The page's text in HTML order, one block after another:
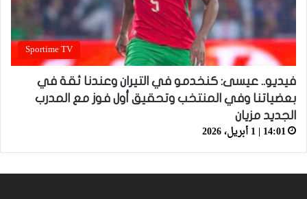
Sportime TV
فيديو.. عيسى: كنخدمو في التيران وعندنا ثقة في
بعضياتنا وفي المنتخب وتحقيق أول فوز مع المدرب
الجديد مزيان
14:01 | 1 أبريل، 2026